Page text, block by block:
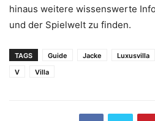
hinaus weitere wissenswerte
und der Spielwelt zu finden.
TAGS Guide Jacke Luxusvilla
V
Villa